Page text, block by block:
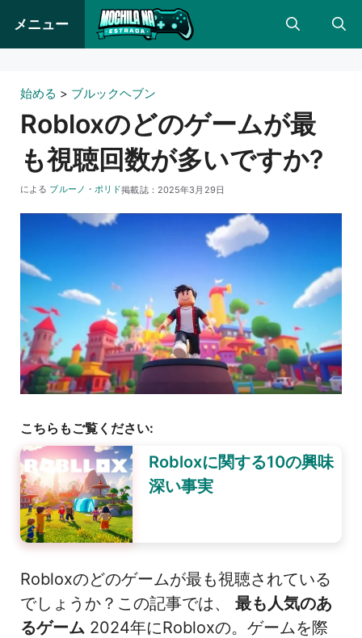
ン
メニュー
始める > ブルックヘブン
Robloxのどのゲームが最
も視聴回数が多いですか?
掲載誌： 2025年3月29日
による ブルーノ・ポリド
こちらもご覧ください:
Robloxに関する10の興味
深い事実
Robloxのどのゲームが最も視聴されている
でしょうか？この記事では、 最も人気のあ
るゲーム 2024年にRobloxの。ゲームを際